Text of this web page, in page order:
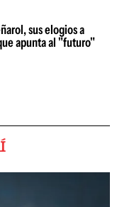
sus elogios a
apunta al "futuro"